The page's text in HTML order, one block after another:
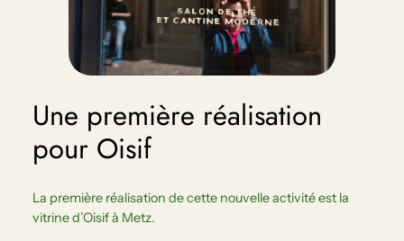
Une première réalisation
pour Oisif
La première réalisation de cette nouvelle activité est la
vitrine d’Oisif à Metz.